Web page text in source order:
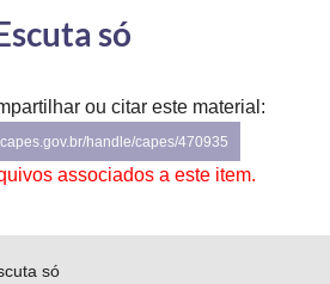
só
ou citar este material:
handle/capes/470935
associados a este item.
só